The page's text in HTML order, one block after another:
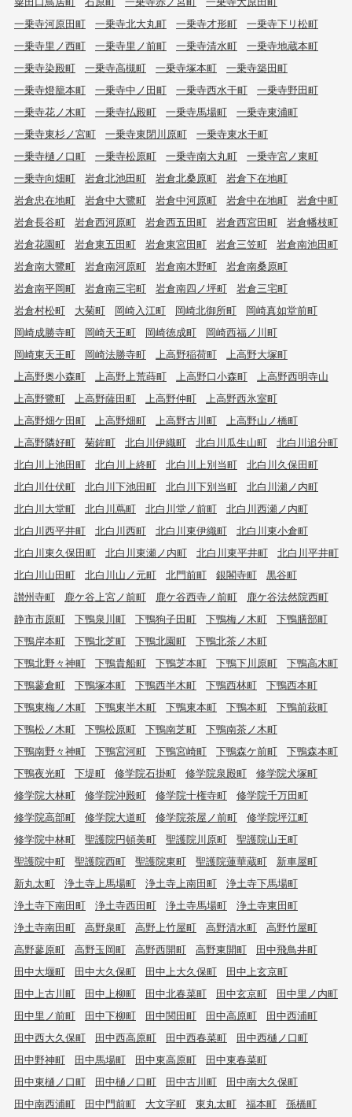
一乗寺河原田町
一乗寺北大丸町 一乗寺才形町
一乗寺下リ松町
一乗寺里ノ西町
一乗寺里ノ前町 一乗寺清水町
一乗寺地蔵本町
一乗寺染殿町
一乗寺高槻町 一乗寺塚本町
一乗寺築田町
一乗寺燈籠本町
一乗寺中ノ田町 一乗寺西水干町
一乗寺野田町
一乗寺花ノ木町
一乗寺払殿町 一乗寺馬場町
一乗寺東浦町
一乗寺東杉ノ宮町
一乗寺東閉川原町
一乗寺東水干町
一乗寺樋ノ口町
一乗寺松原町 一乗寺南大丸町
一乗寺宮ノ東町
一乗寺向畑町
岩倉北池田町 岩倉北桑原町
岩倉下在地町
岩倉忠在地町
岩倉中大鷺町 岩倉中河原町 岩倉中在地町
岩倉中町
岩倉長谷町
岩倉西河原町 岩倉西五田町 岩倉西宮田町
岩倉幡枝町
岩倉花園町
岩倉東五田町 岩倉東宮田町 岩倉三笠町
岩倉南池田町
岩倉南大鷺町
岩倉南河原町 岩倉南木野町
岩倉南桑原町
岩倉南平岡町
岩倉南三宅町 岩倉南四ノ坪町
岩倉三宅町
岩倉村松町
大菊町 岡崎入江町 岡崎北御所町
岡崎真如堂前町
岡崎成勝寺町
岡崎天王町 岡崎徳成町
岡崎西福ノ川町
岡崎東天王町
岡崎法勝寺町 上高野稲荷町
上高野大塚町
上高野奥小森町
上高野上荒蒔町 上高野口小森町
上高野西明寺山
上高野鷺町
上高野薩田町 上高野仲町
上高野西氷室町
上高野畑ケ田町
上高野畑町 上高野古川町
上高野山ノ橋町
上高野隣好町
菊鉾町 北白川伊織町 北白川瓜生山町
北白川追分町
北白川上池田町
北白川上終町 北白川上別当町
北白川久保田町
北白川仕伏町
北白川下池田町 北白川下別当町
北白川瀬ノ内町
北白川大堂町
北白川蔦町 北白川堂ノ前町
北白川西瀬ノ内町
北白川西平井町
北白川西町 北白川東伊織町
北白川東小倉町
北白川東久保田町
北白川東瀬ノ内町 北白川東平井町
北白川平井町
北白川山田町
北白川山ノ元町 北門前町 銀閣寺町
黒谷町
讃州寺町
鹿ケ谷上宮ノ前町 鹿ケ谷西寺ノ前町
鹿ケ谷法然院西町
静市市原町
下鴨泉川町 下鴨狗子田町 下鴨梅ノ木町
下鴨膳部町
下鴨岸本町
下鴨北芝町 下鴨北園町
下鴨北茶ノ木町
下鴨北野々神町
下鴨貴船町 下鴨芝本町 下鴨下川原町
下鴨高木町
下鴨蓼倉町
下鴨塚本町 下鴨西半木町 下鴨西林町
下鴨西本町
下鴨東梅ノ木町
下鴨東半木町 下鴨東本町 下鴨本町
下鴨前萩町
下鴨松ノ木町
下鴨松原町 下鴨南芝町
下鴨南茶ノ木町
下鴨南野々神町
下鴨宮河町 下鴨宮崎町 下鴨森ケ前町
下鴨森本町
下鴨夜光町
下堤町 修学院石掛町 修学院泉殿町
修学院犬塚町
修学院大林町
修学院沖殿町 修学院十権寺町
修学院千万田町
修学院高部町
修学院大道町 修学院茶屋ノ前町
修学院坪江町
修学院中林町
聖護院円頓美町 聖護院川原町
聖護院山王町
聖護院中町
聖護院西町 聖護院東町 聖護院蓮華蔵町
新車屋町
新丸太町
浄土寺上馬場町 浄土寺上南田町
浄土寺下馬場町
浄土寺下南田町
浄土寺西田町 浄土寺馬場町
浄土寺東田町
浄土寺南田町
高野泉町 高野上竹屋町 高野清水町
高野竹屋町
高野蓼原町
高野玉岡町 高野西開町 高野東開町
田中飛鳥井町
田中大堰町
田中大久保町 田中上大久保町
田中上玄京町
田中上古川町
田中上柳町 田中北春菜町 田中玄京町
田中里ノ内町
田中里ノ前町
田中下柳町 田中関田町 田中高原町
田中西浦町
田中西大久保町
田中西高原町 田中西春菜町
田中西樋ノ口町
田中野神町
田中馬場町 田中東高原町
田中東春菜町
田中東樋ノ口町
田中樋ノ口町 田中古川町
田中南大久保町
田中南西浦町
田中門前町 大文字町 東丸太町 福本町
孫橋町